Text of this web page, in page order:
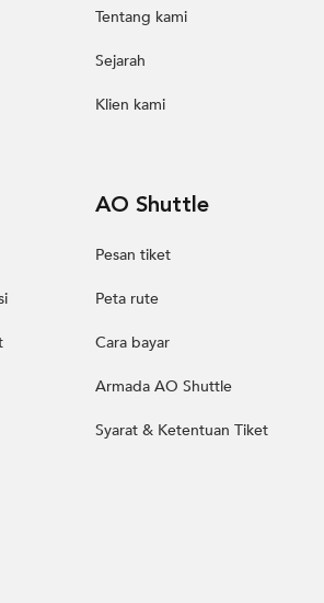
Tentang kami
Sejarah
Klien kami
AO Shuttle
Pesan tiket
Peta rute
Cara bayar
Armada AO Shuttle
Syarat & Ketentuan Tiket